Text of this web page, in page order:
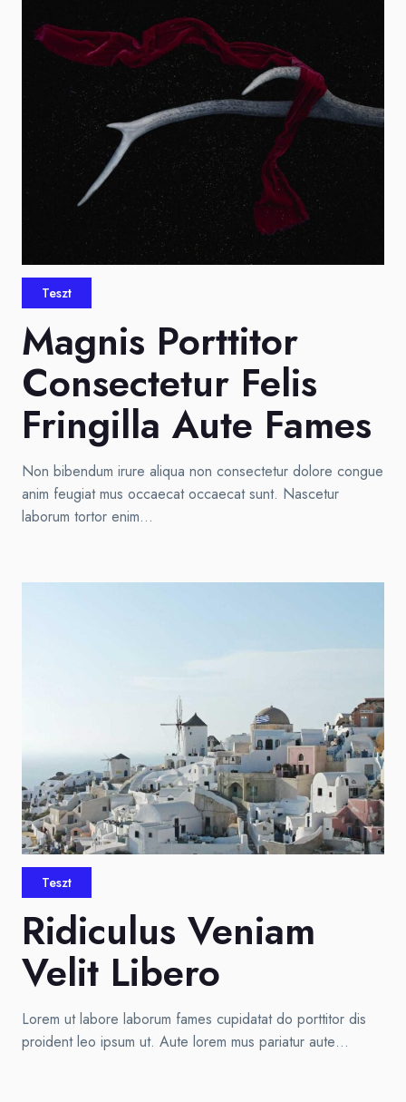
Teszt
Magnis Porttitor
Consectetur Felis
Fringilla Aute Fames
Non bibendum irure aliqua non consectetur dolore congue
anim feugiat mus occaecat occaecat sunt. Nascetur
laborum tortor enim…
Teszt
Ridiculus Veniam
Velit Libero
Lorem ut labore laborum fames cupidatat do porttitor dis
proident leo ipsum ut. Aute lorem mus pariatur aute…